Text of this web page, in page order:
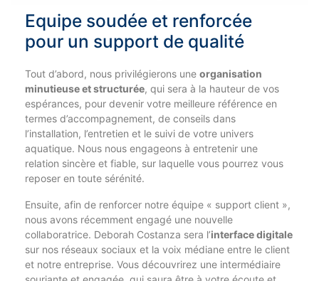
Equipe soudée et renforcée
pour un support de qualité
Tout d’abord, nous privilégierons une organisation
minutieuse et structurée, qui sera à la hauteur de vos
espérances, pour devenir votre meilleure référence en
termes d’accompagnement, de conseils dans
l’installation, l’entretien et le suivi de votre univers
aquatique. Nous nous engageons à entretenir une
relation sincère et fiable, sur laquelle vous pourrez vous
reposer en toute sérénité.
Ensuite, afin de renforcer notre équipe « support client »,
nous avons récemment engagé une nouvelle
collaboratrice. Deborah Costanza sera l’interface digitale
sur nos réseaux sociaux et la voix médiane entre le client
et notre entreprise. Vous découvrirez une intermédiaire